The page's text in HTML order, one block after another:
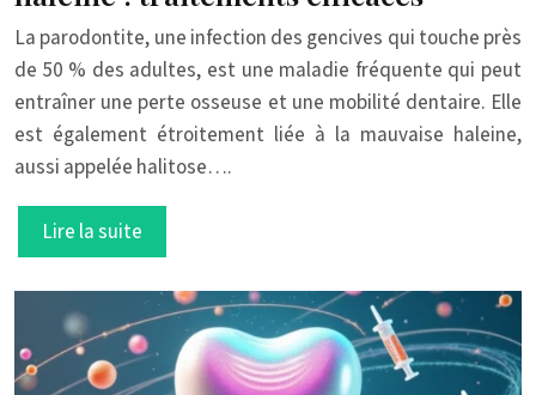
La parodontite, une infection des gencives qui touche près
de 50 % des adultes, est une maladie fréquente qui peut
entraîner une perte osseuse et une mobilité dentaire. Elle
est également étroitement liée à la mauvaise haleine,
aussi appelée halitose….
Lire la suite